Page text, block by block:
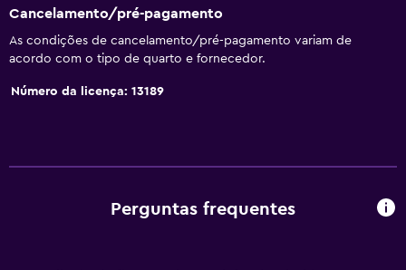
Instalações para reuniões/banquetes
Serviço de quarto
Acesso com chave
Receção 24 horas
Cancelamento/pré-pagamento
As condições de cancelamento/pré-pagamento variam de
acordo com o tipo de quarto e fornecedor.
Número da licença: 13189
Perguntas frequentes